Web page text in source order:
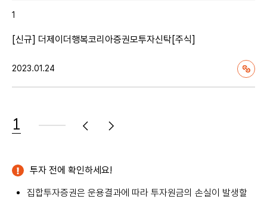
1
[신규] 더제이더행복코리아증권모투자신탁[주식]
2023.01.24
전
1
투자 전에 확인하세요!
집합투자증권은 운용결과에 따라 투자원금의 손실이 발생할